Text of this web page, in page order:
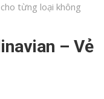
từng loại không
– Vẻ